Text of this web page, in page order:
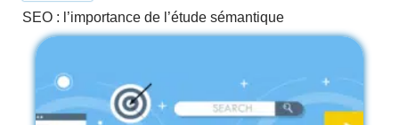
SEO : l’importance de l’étude sémantique